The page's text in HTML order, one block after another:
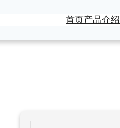
首页产品介绍